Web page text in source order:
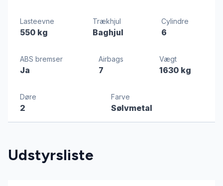
Lasteevne
550 kg
Trækhjul
Baghjul
Cylindre
6
ABS bremser
Ja
Airbags
7
Vægt
1630 kg
Døre
2
Farve
Sølvmetal
Udstyrsliste